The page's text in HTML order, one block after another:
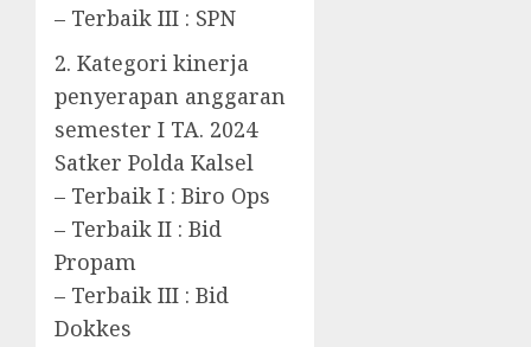
– Terbaik III : SPN
2. Kategori kinerja
penyerapan anggaran
semester I TA. 2024
Satker Polda Kalsel
– Terbaik I : Biro Ops
– Terbaik II : Bid
Propam
– Terbaik III : Bid
Dokkes